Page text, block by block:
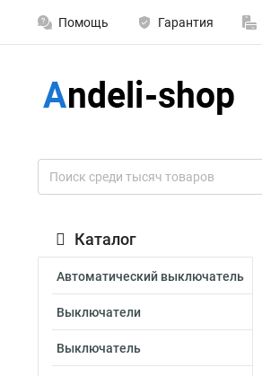
Помощь Гарантия
Каталог
Автоматический выключатель
Выключатели
Выключатель